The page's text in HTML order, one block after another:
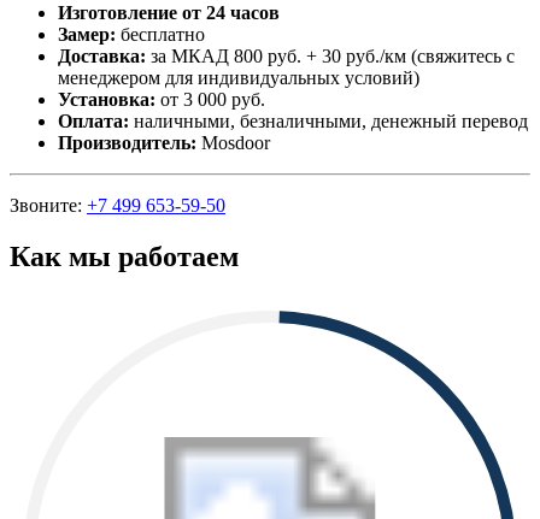
Изготовление от 24 часов
Замер: бесплатно
Доставка: за МКАД 800 руб. + 30 руб./км (свяжитесь с
менеджером для индивидуальных условий)
Установка: от 3 000 руб.
Оплата: наличными, безналичными, денежный перевод
Производитель: Mosdoor
Звоните: +7 499 653-59-50
Как мы работаем